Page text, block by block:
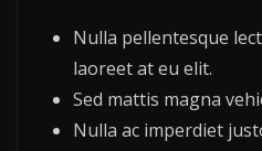
Nulla pellentesque
laoreet at eu elit.
Sed mattis magna
Nulla ac imperdiet